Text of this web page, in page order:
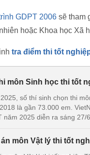
GDPT 2006 sẽ tham
hoặc Khoa học Xã
tra điểm thi tốt
môn Sinh học thi tốt
số thí sinh chọn thi
là gần 73.000 em.
năm 2025 diễn ra sáng 27/6.
môn Vật lý thi tốt